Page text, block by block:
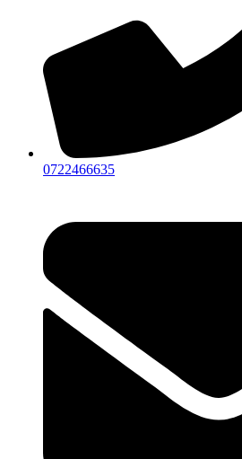
0722466635